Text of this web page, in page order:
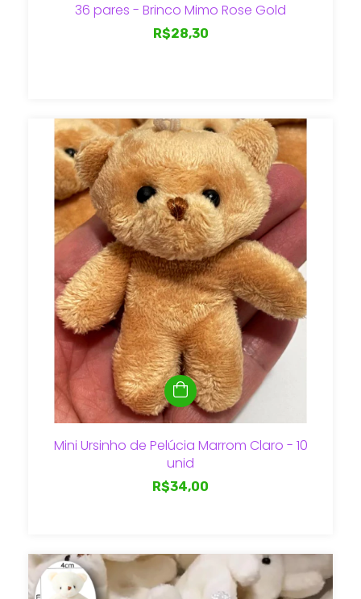
36 pares - Brinco Mimo Rose Gold
R$28,30
Mini Ursinho de Pelúcia Marrom Claro - 10
unid
R$34,00